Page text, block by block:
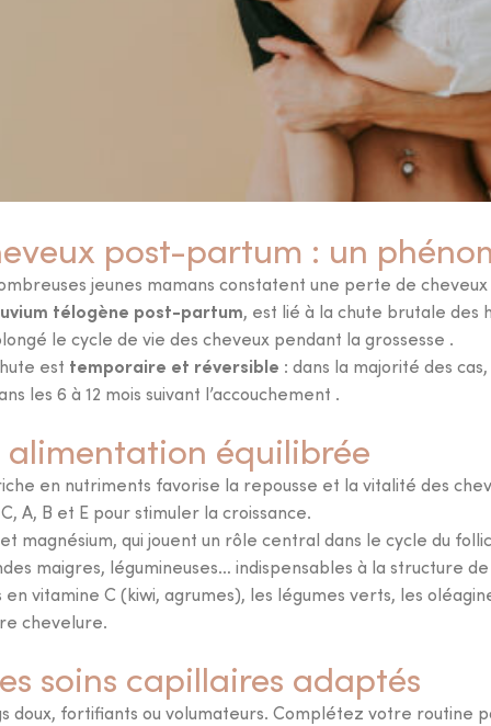
post-partum : un
jeunes mamans constatent une perte de
télogène post-partum, est lié à la chute brutale des
le cycle de vie des cheveux pendant la grossesse .
est temporaire et réversible : dans la majorité des
les 6 à 12 mois suivant l’accouchement .
alimentation équilibrée
en nutriments favorise la repousse et la vitalité des
A, B et E pour stimuler la croissance.
magnésium, qui jouent un rôle central dans le cycle du
maigres, légumineuses… indispensables à la structure
vitamine C (kiwi, agrumes), les légumes verts, les
chevelure.
soins capillaires adaptés
doux, fortifiants ou volumateurs. Complétez votre routine
Trouvez laformule
adaptéeà vos besoins
et faites le premier
pas vers votre
rituel
beauté.